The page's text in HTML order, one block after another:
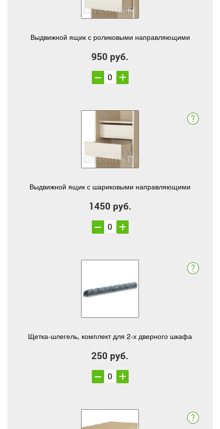
Выдвижной ящик с роликовыми направляющими
950 руб.
Выдвижной ящик с шариковыми направляющими
1450 руб.
Щетка-шлегель, комплект для 2-х дверного шкафа
250 руб.